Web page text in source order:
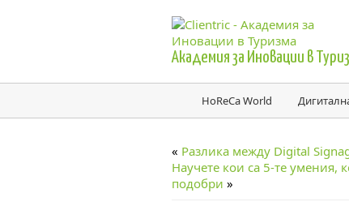
Академия за Иновации в
HoReCa World
« Разлика между Digital
Научете кои са 5-те умения,
подобри »